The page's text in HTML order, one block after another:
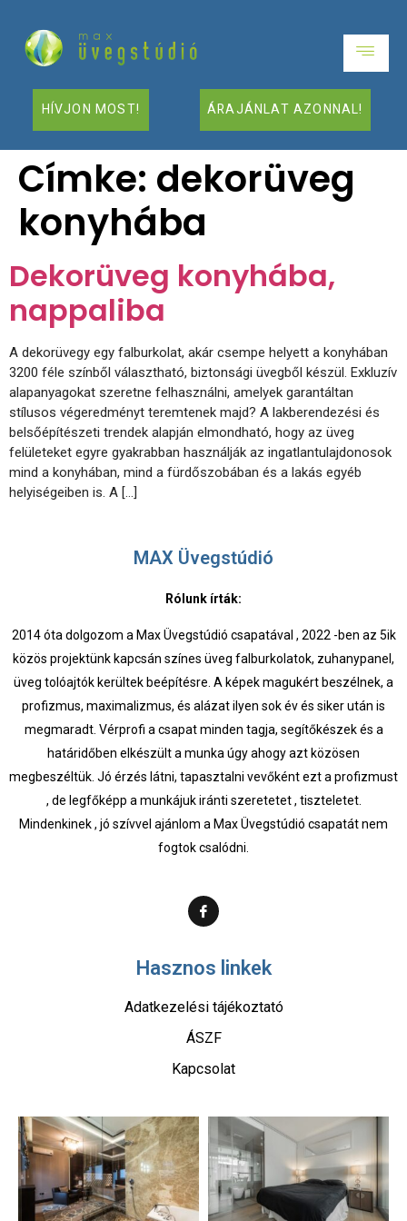
HÍVJON MOST! ÁRAJÁNLAT AZONNAL!
Címke: dekorüveg
konyhába
Dekorüveg konyhába,
nappaliba
A dekorüvegy egy falburkolat, akár csempe helyett a konyhában
3200 féle színből választható, biztonsági üvegből készül. Exkluzív
alapanyagokat szeretne felhasználni, amelyek garantáltan
stílusos végeredményt teremtenek majd? A lakberendezési és
belsőépítészeti trendek alapján elmondható, hogy az üveg
felületeket egyre gyakrabban használják az ingatlantulajdonosok
mind a konyhában, mind a fürdőszobában és a lakás egyéb
helyiségeiben is. A […]
MAX Üvegstúdió
Rólunk írták:
2014 óta dolgozom a Max Üvegstúdió csapatával , 2022 -ben az 5ik
közös projektünk kapcsán színes üveg falburkolatok, zuhanypanel,
üveg tolóajtók kerültek beépítésre. A képek magukért beszélnek, a
profizmus, maximalizmus, és alázat ilyen sok év és siker után is
megmaradt. Vérprofi a csapat minden tagja, segítőkészek és a
határidőben elkészült a munka úgy ahogy azt közösen
megbeszéltük. Jó érzés látni, tapasztalni vevőként ezt a profizmust
, de legfőképp a munkájuk iránti szeretetet , tiszteletet.
Mindenkinek , jó szívvel ajánlom a Max Üvegstúdió csapatát nem
fogtok csalódni.
Hasznos linkek
Adatkezelési tájékoztató
ÁSZF
Kapcsolat